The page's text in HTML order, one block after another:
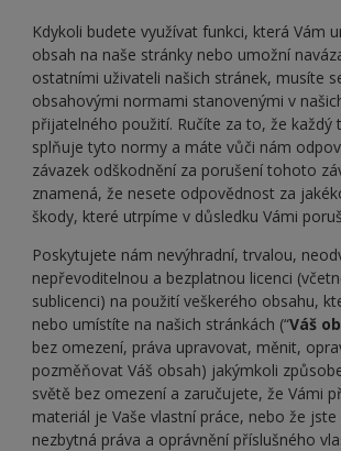
Kdykoli budete využívat funkci, která Vám
obsah na naše stránky nebo umožní
ostatními uživateli našich stránek, musíte
obsahovými normami stanovenými v
přijatelného použití. Ručíte za to, že každý
splňuje tyto normy a máte vůči nám
závazek odškodnění za porušení tohoto
znamená, že nesete odpovědnost za
škody, které utrpíme v důsledku Vámi
Poskytujete nám nevýhradní, trvalou,
nepřevoditelnou a bezplatnou licenci
sublicenci) na použití veškerého obsahu,
nebo umístíte na našich stránkách (“Váš
bez omezení, práva upravovat, měnit,
pozměňovat Váš obsah) jakýmkoli
světě bez omezení a zaručujete, že Vámi
materiál je Vaše vlastní práce, nebo že jste
nezbytná práva a oprávnění příslušného